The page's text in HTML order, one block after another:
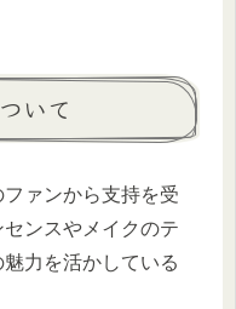
いて
ァンから支持を受
ンスやメイクのテ
力を活かしている